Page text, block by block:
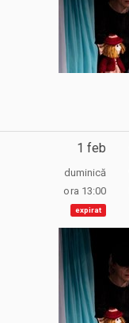
1 feb
duminică
ora 13:00
expirat